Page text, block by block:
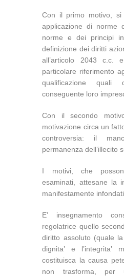
Con il primo motivo, si
applicazione di norme
norme e dei principi
definizione dei diritti
all’articolo 2043 c.c.
particolare riferimento
qualificazione
conseguente loro
Con il secondo
motivazione circa un
controversia: il
permanenza dell’illecito
I motivi, che
esaminati, attesane la
manifestamente infondati.
E’ insegnamento
regolatrice quello
diritto assoluto (quale
dignita’ e l’integrita’
costituisca la causa
non trasforma, per